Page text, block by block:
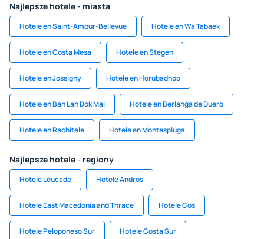
Najlepsze hotele - miasta
Hotele en Saint-Amour-Bellevue Hotele en Wa Tabaek
Hotele en Costa Mesa Hotele en Stegen
Hotele en Jossigny Hotele en Horubadhoo
Hotele en Ban Lan Dok Mai Hotele en Berlanga de Duero
Hotele en Rachitele Hotele en Montespluga
Najlepsze hotele - regiony
Hotele Léucade Hotele Andros
Hotele East Macedonia and Thrace Hotele Cos
Hotele Peloponeso Sur Hotele Costa Sur